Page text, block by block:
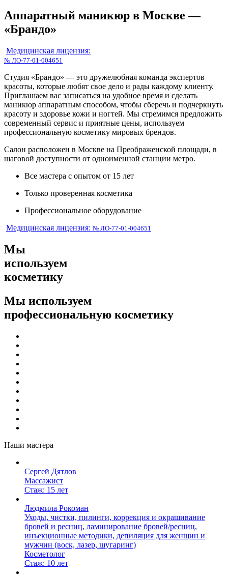
Аппаратный маникюр в Москве —
«Брандо»
Медицинская лицензия:
№ ЛО-77-01-004651
Студия «Брандо» — это дружелюбная команда экспертов
красоты, которые любят свое дело и рады каждому клиенту.
Приглашаем вас записаться на удобное время и сделать
маникюр аппаратным способом, чтобы сберечь и подчеркнуть
красоту и здоровье кожи и ногтей. Мы стремимся предложить
современный сервис и приятные цены, используем
профессиональную косметику мировых брендов.
Салон расположен в Москве на Преображенской площади, в
шаговой доступности от одноименной станции метро.
Все мастера с опытом от 15 лет
Только проверенная косметика
Профессиональное оборудование
Медицинская лицензия: № ЛО-77-01-004651
Мы
используем
косметику
Мы используем
профессиональную косметику
Наши мастера
Сергей Дятлов
Массажист
Стаж: 15 лет
Людмила Рокоман
Уходы, чистки, пилинги, коррекция и окрашивание
бровей и ресниц, ламинирование бровей/ресниц,
инъекционные методики, депиляция для женщин и
мужчин (воск, лазер, шугаринг)
Косметолог
Стаж: 10 лет